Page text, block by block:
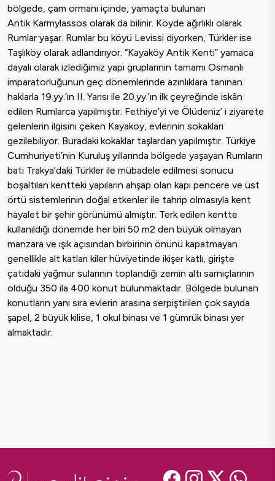
bölgede, çam ormanı içinde, yamaçta bulunan
Antik Karmylassos olarak da bilinir. Köyde ağırlıklı olarak
Rumlar yaşar. Rumlar bu köyü Levissi diyorken, Türkler ise
Taşlıköy olarak adlandırıyor. “Kayaköy Antik Kenti” yamaca
dayalı olarak izlediğimiz yapı gruplarının tamamı Osmanlı
imparatorluğunun geç dönemlerinde azınlıklara tanınan
haklarla 19.yy.’ın II. Yarısı ile 20.yy.’ın ilk çeyreğinde iskân
edilen Rumlarca yapılmıştır. Fethiye’yi ve Ölüdeniz’ i ziyarete
gelenlerin ilgisini çeken Kayaköy, evlerinin sokakları
gezilebiliyor. Buradaki kokaklar taşlardan yapılmıştır. Türkiye
Cumhuriyeti’nin Kuruluş yıllarında bölgede yaşayan Rumların
batı Trakya’daki Türkler ile mübadele edilmesi sonucu
boşaltılan kentteki yapıların ahşap olan kapı pencere ve üst
örtü sistemlerinin doğal etkenler ile tahrip olmasıyla kent
hayalet bir şehir görünümü almıştır. Terk edilen kentte
kullanıldığı dönemde her biri 50 m2 den büyük olmayan
manzara ve ışık açısından birbirinin önünü kapatmayan
genellikle alt katları kiler hüviyetinde ikişer katlı, girişte
çatıdaki yağmur sularının toplandığı zemin altı sarnıçlarının
olduğu 350 ila 400 konut bulunmaktadır. Bölgede bulunan
konutların yanı sıra evlerin arasına serpiştirilen çok sayıda
şapel, 2 büyük kilise, 1 okul binası ve 1 gümrük binası yer
almaktadır.